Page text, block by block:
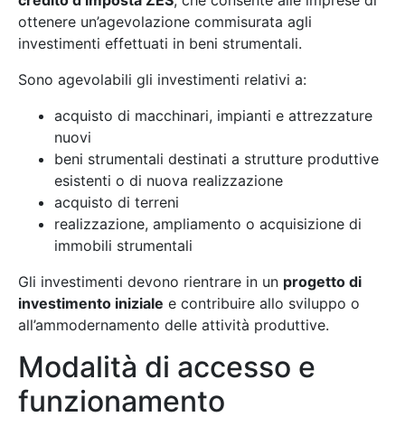
ottenere un’agevolazione commisurata agli
investimenti effettuati in beni strumentali.
Sono agevolabili gli investimenti relativi a:
acquisto di macchinari, impianti e attrezzature
nuovi
beni strumentali destinati a strutture produttive
esistenti o di nuova realizzazione
acquisto di terreni
realizzazione, ampliamento o acquisizione di
immobili strumentali
Gli investimenti devono rientrare in un progetto di
investimento iniziale e contribuire allo sviluppo o
all’ammodernamento delle attività produttive.
Modalità di accesso e
funzionamento